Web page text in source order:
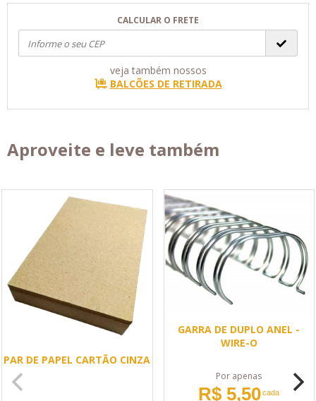
CALCULAR O FRETE
veja também nossos
BALCÕES DE RETIRADA
Aproveite e leve também
PAR DE PAPEL CARTÃO CINZA
GARRA DE DUPLO ANEL -
WIRE-O
Por apenas
R$ 5,50cada